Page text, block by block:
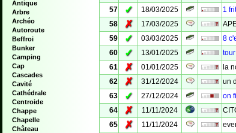
Antique
Arbre
Archéo
Autoroute
Beffroi
Bunker
Camping
Cap
Cascades
Cavité
Cathédrale
Centroide
Chappe
Chapelle
Château
57
✓ 18/03/2025
1
58
✗ 17/03/2025
59
✓ 03/03/2025
8
60
✓ 13/01/2025
61
✗ 01/01/2025
la
62
✗ 31/12/2024
un
63
✓ 27/12/2024
on
64
✗ 11/11/2024
65
✗ 11/11/2024